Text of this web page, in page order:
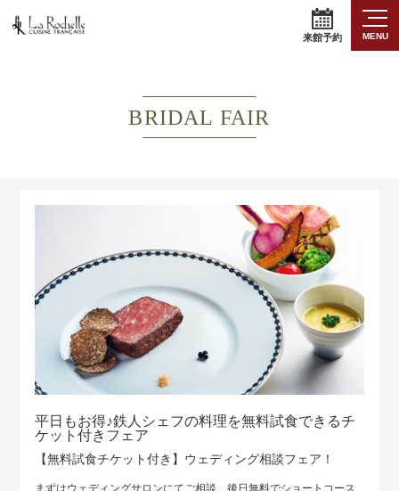
来館予約 MENU
BRIDAL FAIR
平日もお得♪鉄人シェフの料理を無料試食できるチ
ケット付きフェア
【無料試食チケット付き】ウェディング相談フェア！
まずはウェディングサロンにてご相談。後日無料でショートコース